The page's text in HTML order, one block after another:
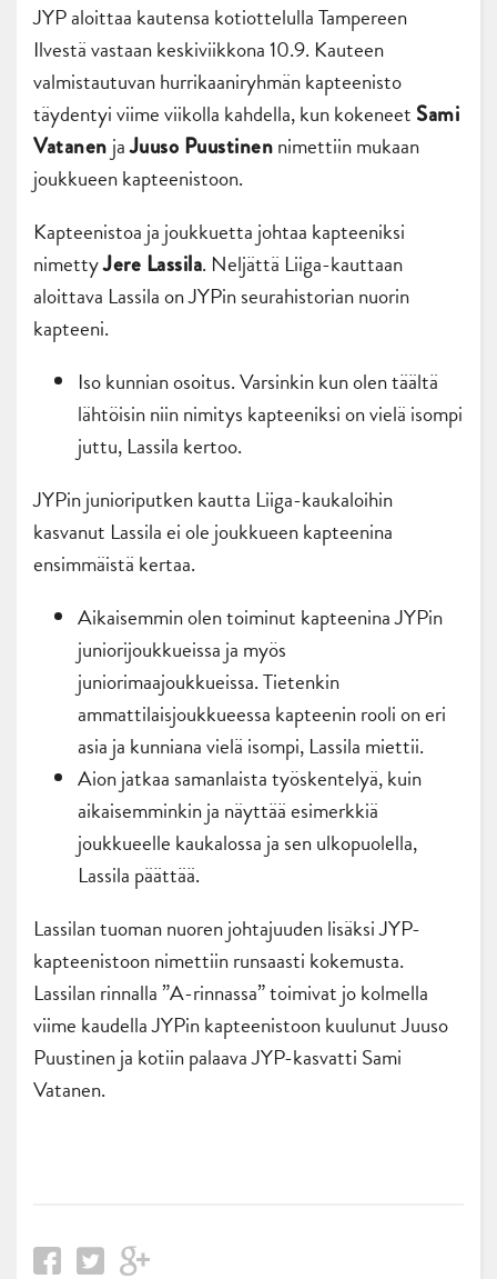
JYP aloittaa kautensa kotiottelulla Tampereen
Ilvestä vastaan keskiviikkona 10.9. Kauteen
valmistautuvan hurrikaaniryhmän kapteenisto
täydentyi viime viikolla kahdella, kun kokeneet Sami
Vatanen jaJuuso Puustinennimettiin mukaan
joukkueen kapteenistoon.
Kapteenistoa ja joukkuetta johtaa kapteeniksi
nimettyJere Lassila. Neljättä Liiga-kauttaan
aloittava Lassila on JYPin seurahistorian nuorin
kapteeni.
Iso kunnian osoitus. Varsinkin kun olen täältä
lähtöisin niin nimitys kapteeniksi on vielä isompi
juttu, Lassila kertoo.
JYPin junioriputken kautta Liiga-kaukaloihin
kasvanut Lassila ei ole joukkueen kapteenina
ensimmäistä kertaa.
Aikaisemmin olen toiminut kapteenina JYPin
juniorijoukkueissa ja myös
juniorimaajoukkueissa. Tietenkin
ammattilaisjoukkueessa kapteenin rooli on eri
asia ja kunniana vielä isompi, Lassila miettii.
Aion jatkaa samanlaista työskentelyä, kuin
aikaisemminkin ja näyttää esimerkkiä
joukkueelle kaukalossa ja sen ulkopuolella,
Lassila päättää.
Lassilan tuoman nuoren johtajuuden lisäksi JYP-
kapteenistoon nimettiin runsaasti kokemusta.
Lassilan rinnalla ”A-rinnassa” toimivat jo kolmella
viime kaudella JYPin kapteenistoon kuulunut Juuso
Puustinen ja kotiin palaava JYP-kasvatti Sami
Vatanen.